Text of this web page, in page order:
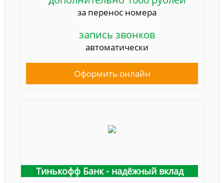
за перенос номера
запись звонков
автоматически
Оформить онлайн
Тинькофф Банк - надёжный вклад